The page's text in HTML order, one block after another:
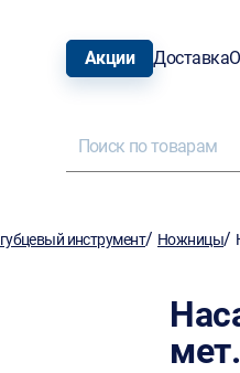
Акции Доставка
инструмент/ Ножницы/